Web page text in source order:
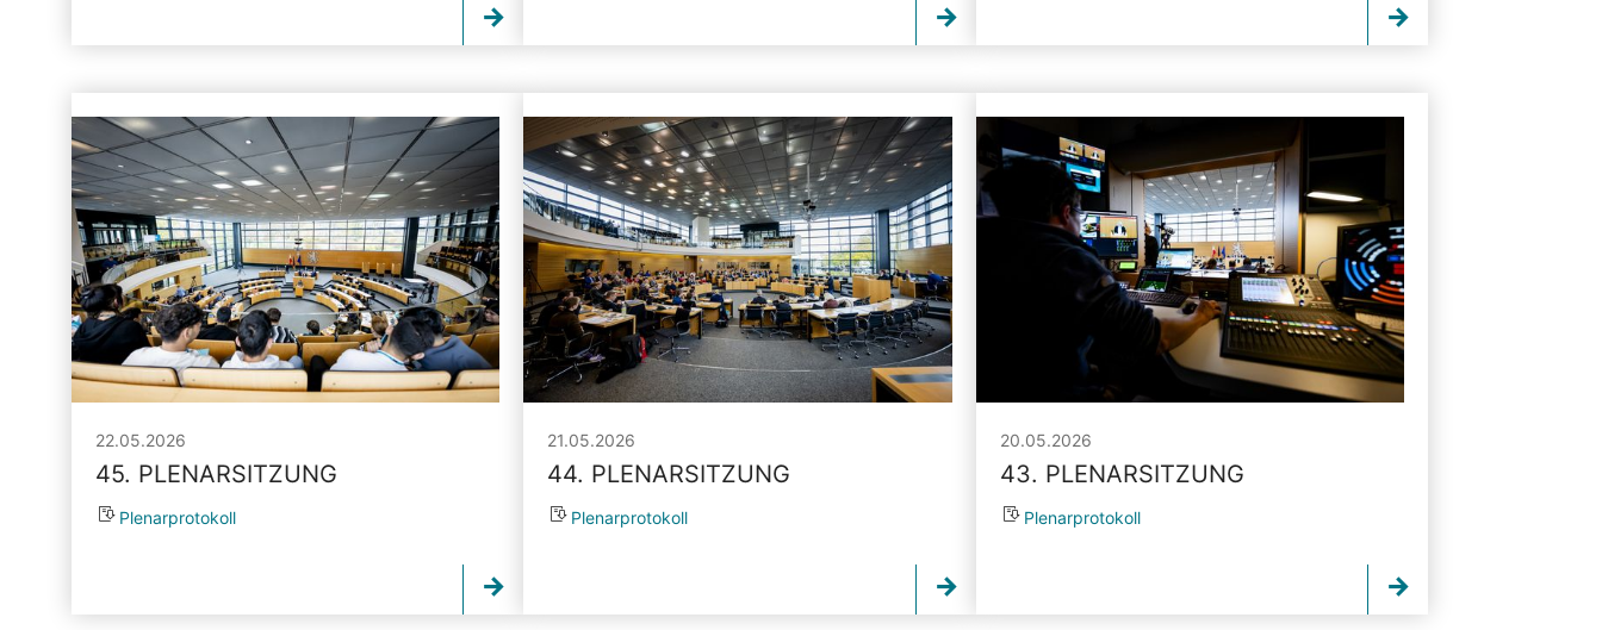
22.05.2026
45. PLENARSITZUNG
Plenarprotokoll
21.05.2026
44. PLENARSITZUNG
Plenarprotokoll
20.05.2026
43. PLENARSITZUNG
Plenarprotokoll